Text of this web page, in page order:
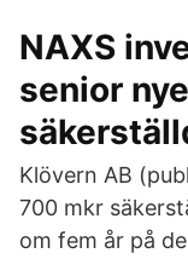
NAXS
senior
Klövern AB
700 mkr
om fem år på